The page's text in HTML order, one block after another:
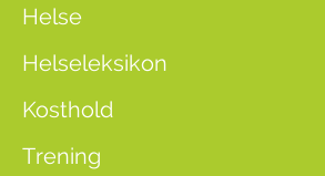
Helse
Helseleksikon
Kosthold
Trening